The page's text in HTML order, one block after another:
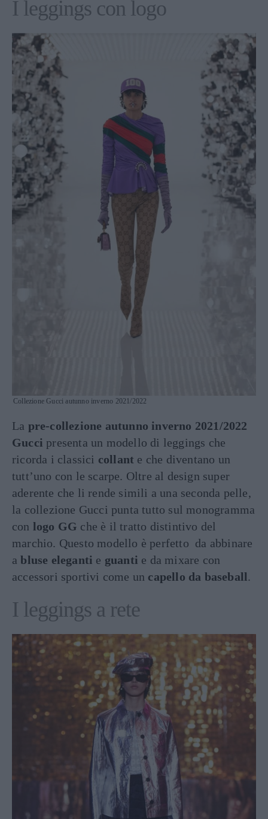
I leggings con logo
Collezione Gucci autunno inverno 2021/2022
La pre-collezione autunno inverno 2021/2022
Gucci presenta un modello di leggings che
ricorda i classici collant e che diventano un
tutt’uno con le scarpe. Oltre al design super
aderente che li rende simili a una seconda pelle,
la collezione Gucci punta tutto sul monogramma
con logo GG che è il tratto distintivo del
marchio. Questo modello è perfetto da abbinare
abluse eleganti e guanti e da mixare con
accessori sportivi come un capello da baseball.
I leggings a rete